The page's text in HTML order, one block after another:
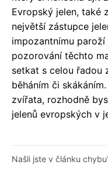
Evropský jelen, také
největší zástupce
impozantnímu
pozorování těchto
setkat s celou řadou
běháním či
zvířata, rozhodně
jelenů evropských v
Našli jste v článku